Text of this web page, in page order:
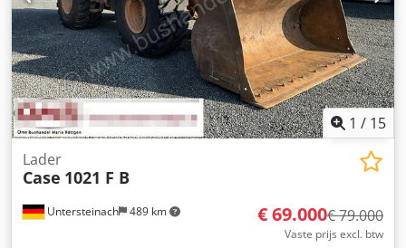
1 / 15
Untersteinach 489 km
Lader
Case 1021 F B
€ 69.000€ 79.000
Vaste prijs excl. btw